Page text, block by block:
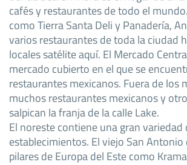
cafés y restaurantes de todo el
como Tierra Santa Deli y Panadería,
varios restaurantes de toda la ciudad
locales satélite aquí. El Mercado
mercado cubierto en el que se
restaurantes mexicanos. Fuera de los
muchos restaurantes mexicanos y
salpican la franja de la calle Lake.
El noreste contiene una gran variedad
establecimientos. El viejo San Antonio
pilares de Europa del Este como